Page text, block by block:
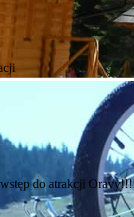
do atrakcji Oravy!!!